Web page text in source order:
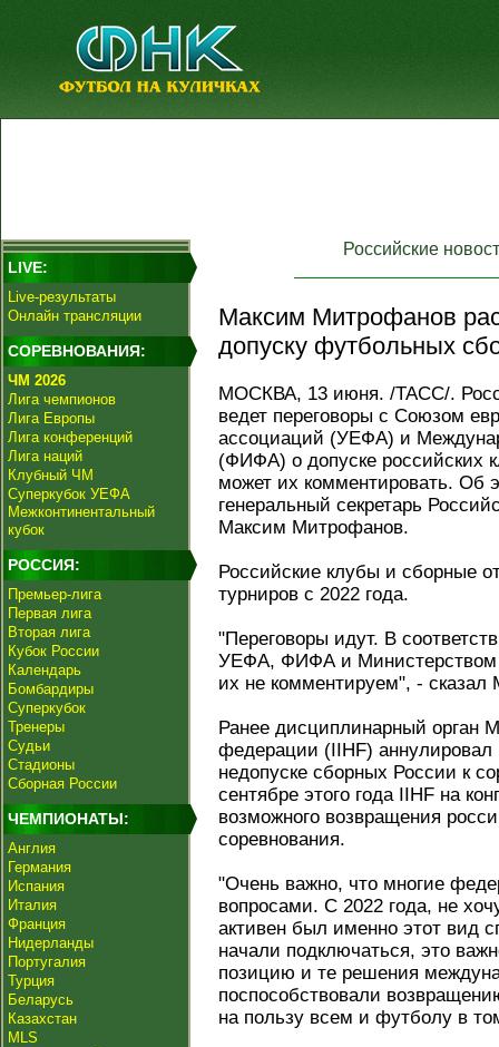
LIVE:
Live-результаты
Онлайн трансляции
СОРЕВНОВАНИЯ:
ЧМ 2026
Лига чемпионов
Лига Европы
Лига конференций
Лига наций
Клубный ЧМ
Суперкубок УЕФА
Межконтинентальный
кубок
РОССИЯ:
Премьер-лига
Первая лига
Вторая лига
Кубок России
Календарь
Бомбардиры
Суперкубок
Тренеры
Судьи
Стадионы
Сборная России
ЧЕМПИОНАТЫ:
Англия
Германия
Испания
Италия
Франция
Нидерланды
Португалия
Турция
Беларусь
Казахстан
MLS
Российские
Максим Митрофанов
допуску футбольных
МОСКВА, 13 июня. /ТАСС/.
ведет переговоры с Союзом
ассоциаций (УЕФА) и
(ФИФА) о допуске российских
может их комментировать. Об
генеральный секретарь
Максим Митрофанов.
Российские клубы и сборные
турниров с 2022 года.
"Переговоры идут. В
УЕФА, ФИФА и Министерством
их не комментируем", - сказал
Ранее дисциплинарный орган
федерации (IIHF) аннулировал
недопуске сборных России к
сентябре этого года IIHF на
возможного возвращения
соревнования.
"Очень важно, что многие
вопросами. С 2022 года, не
активен был именно этот вид
начали подключаться, это
позицию и те решения
поспособствовали
на пользу всем и футболу в